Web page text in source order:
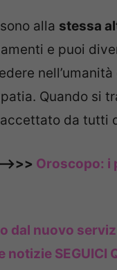
alla stessa
e puoi
Quando si
da tutti
>>> Oroscopo: i
dal nuovo
SEGUICI